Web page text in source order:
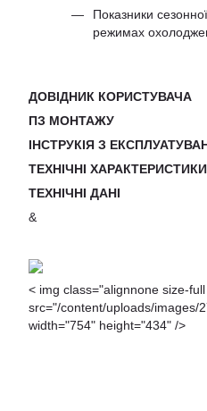
Показники
режимах
ДОВІДНИК КОРИСТУВАЧА
ПЗ МОНТАЖУ
ІНСТРУКІЯ З
ТЕХНІЧНІ ХАРАКТЕРИСТИКИ
ТЕХНІЧНІ ДАНІ
&
< img class="alignnone size-
src="/content/uploads/images/
width="754" height="434" />